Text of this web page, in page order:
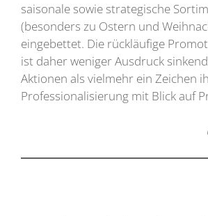
saisonale sowie strategische
(besonders zu Ostern und
eingebettet. Die rückläufige
ist daher weniger Ausdruck
Aktionen als vielmehr ein Zeichen
Professionalisierung mit Blick